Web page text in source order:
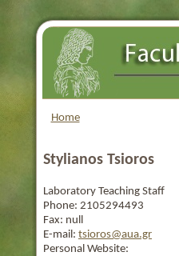
Home
Stylianos Tsioros
Laboratory Teaching Staff
Phone: 2105294493
Fax: null
E-mail: tsioros@aua.gr
Personal Website: